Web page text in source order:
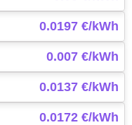
0.0197 €/kWh
0.007 €/kWh
0.0137 €/kWh
0.0172 €/kWh